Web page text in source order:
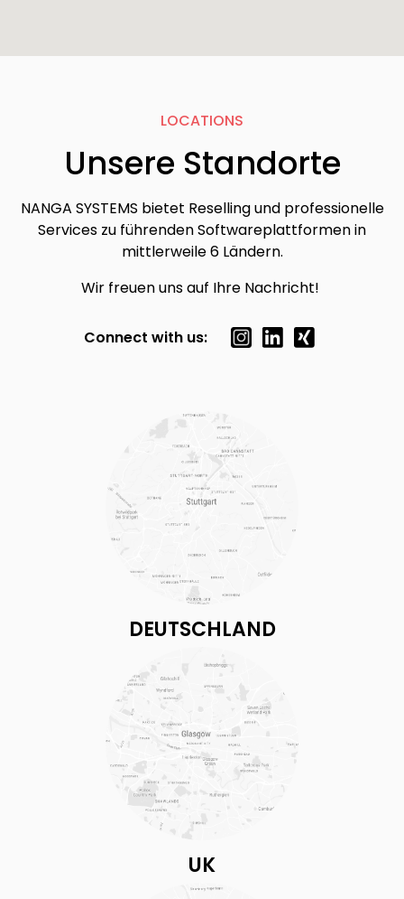
LOCATIONS
Unsere Standorte
NANGA SYSTEMS bietet Reselling und professionelle
Services zu führenden Softwareplattformen in
mittlerweile 6 Ländern.
Wir freuen uns auf Ihre Nachricht!
Connect with us:
DEUTSCHLAND
UK